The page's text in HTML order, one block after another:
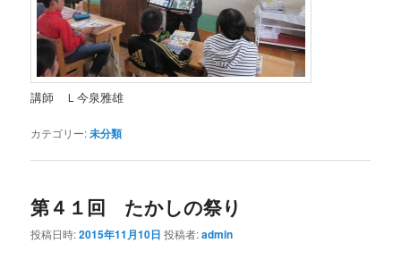
講師 Ｌ今泉雅雄
カテゴリー:未分類
第４１回 たかしの祭り
投稿日時:2015年11月10日 投稿者:admin